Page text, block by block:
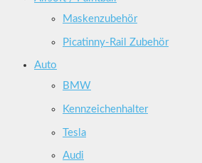
Maskenzubehör
Picatinny-Rail Zubehör
Auto
BMW
Kennzeichenhalter
Tesla
Audi